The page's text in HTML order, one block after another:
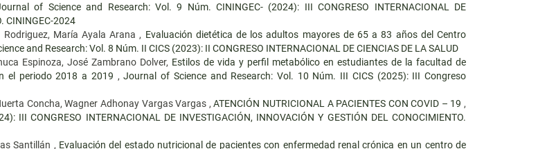
of Science and Research: Vol. 9 Núm. CININGEC- (2024): III CONGRESO INTERNACIONAL DE
CININGEC-2024
María Ayala Arana , Evaluación dietética de los adultos mayores de 65 a 83 años del Centro
and Research: Vol. 8 Núm. II CICS (2023): II CONGRESO INTERNACIONAL DE CIENCIAS DE LA SALUD
Espinoza, José Zambrano Dolver, Estilos de vida y perfil metabólico en estudiantes de la facultad de
el periodo 2018 a 2019 ,Journal of Science and Research: Vol. 10 Núm. III CICS (2025): III Congreso
Concha, Wagner Adhonay Vargas Vargas ,ATENCIÓN NUTRICIONAL A PACIENTES CON COVID – 19,
CONGRESO INTERNACIONAL DE INVESTIGACIÓN, INNOVACIÓN Y GESTIÓN DEL CONOCIMIENTO.
Santillán , Evaluación del estado nutricional de pacientes con enfermedad renal crónica en un centro de